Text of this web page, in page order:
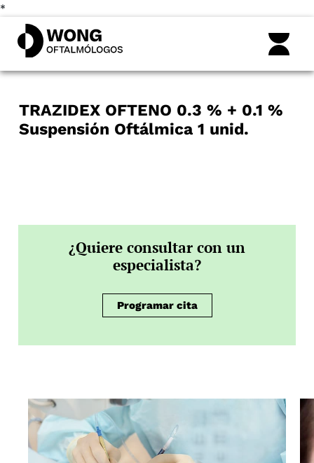
*
TRAZIDEX OFTENO 0.3 % + 0.1 %
Suspensión Oftálmica 1 unid.
¿Quiere consultar con un
especialista?
Programar cita